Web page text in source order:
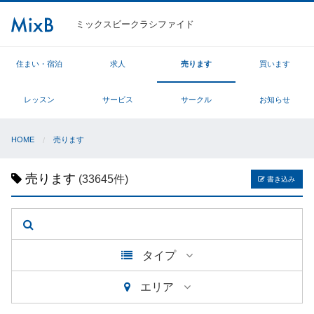
ミックスビークラシファイド
住まい・宿泊 求人 売ります 買います
レッスン サービス サークル お知らせ
HOME 売ります
売ります (33645件) 書き込み
タイプ
エリア